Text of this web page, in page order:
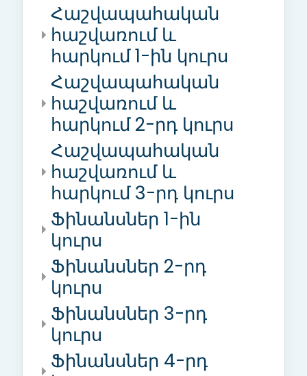
Հաշվապահական
հաշվառում և
հարկում 1-ին կուրս
Հաշվապահական
հաշվառում և
հարկում 2-րդ կուրս
Հաշվապահական
հաշվառում և
հարկում 3-րդ կուրս
Ֆինանսներ 1-ին
կուրս
Ֆինանսներ 2-րդ
կուրս
Ֆինանսներ 3-րդ
կուրս
Ֆինանսներ 4-րդ